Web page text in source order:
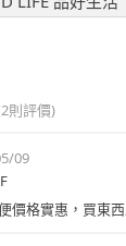
則評價)
09
價格實惠，買東